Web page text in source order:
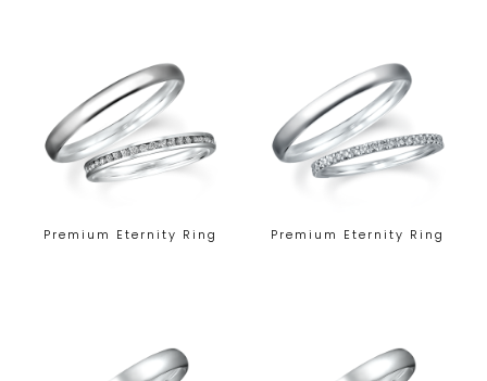
Premium Eternity Ring Premium Eternity Ring